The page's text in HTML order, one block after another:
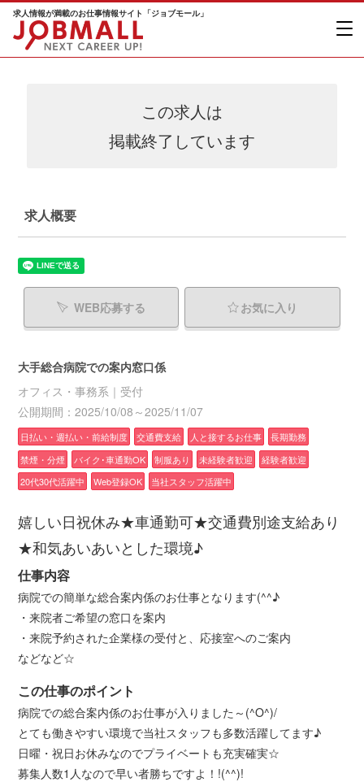
求人情報が満載のお仕事情報サイト「ジョブモール」
この求人は
掲載終了しています
求人概要
WEB応募する お気に入り
大手総合病院での案内窓口係
オフィス・事務系｜受付
公開期間：2025/10/08～2025/11/07
日払い・週払い・前給制度 交通費支給 人と接するお仕事
長期勤務
禁煙・分煙
バイク･車通勤OK 制服あり 未経験者歓迎
経験者歓迎
20代30代活躍中
Web登録OK 当社スタッフ活躍中
嬉しい日祝休み★車通勤可★交通費別途支給あり
★和気あいあいとした環境♪
仕事内容
病院での簡単な総合案内係のお仕事となります(^^♪
・来院者ご希望の窓口を案内
・来院予約された企業様の受付と、応接室へのご案内
などなど☆
この仕事のポイント
病院での総合案内係のお仕事が入りました～(^O^)/
とても働きやすい環境で当社スタッフも多数活躍してます♪
日曜・祝日お休みなのでプライベートも充実確実☆
募集人数1人なので早い者勝ちですよ！!(^^)!